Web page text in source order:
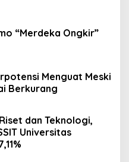
“Merdeka Ongkir”
Menguat Meski
Berkurang
dan Teknologi,
Universitas